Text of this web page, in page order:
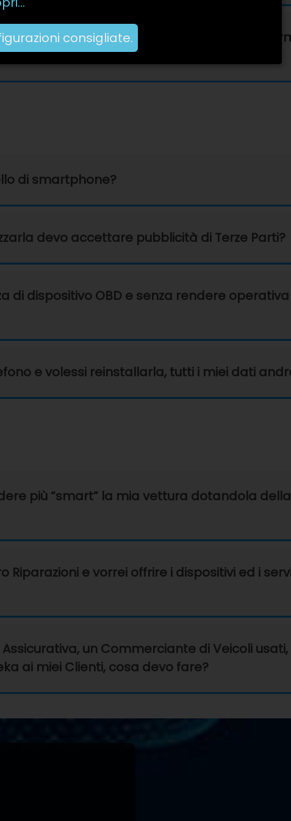
delle fotografie dei miei documenti, tali
di smartphone?
devo accettare pubblicità di Terze Parti?
di dispositivo OBD e senza rendere
e volessi reinstallarla, tutti i miei dati
più “smart” la mia vettura dotandola
Riparazioni e vorrei offrire i dispositivi ed i
un Commerciante di Veicoli
ai miei Clienti, cosa devo fare?
consigliate.